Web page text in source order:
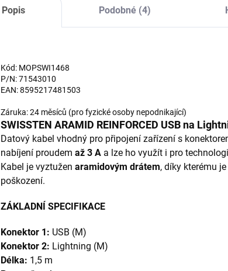
Popis Podobné (4)
Kód: MOPSWI1468
P/N: 71543010
EAN: 8595217481503
Záruka: 24 měsíců (pro fyzické osoby nepodnikající)
SWISSTEN ARAMID REINFORCED USB na
Datový kabel vhodný pro připojení zařízení s
nabíjení proudem až 3 A a lze ho využít i pro
Kabel je vyztužen aramidovým drátem, díky kterému
poškození.
ZÁKLADNÍ SPECIFIKACE
Konektor 1: USB (M)
Konektor 2: Lightning (M)
Délka: 1,5 m